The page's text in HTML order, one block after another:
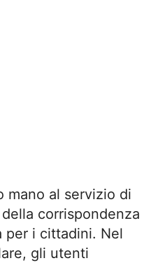
mano al servizio di
corrispondenza
per i cittadini. Nel
gli utenti